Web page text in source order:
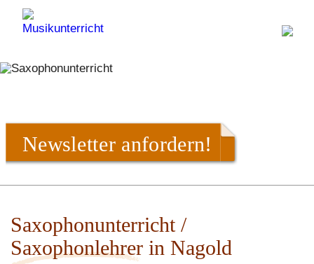
Newsletter anfordern!
Saxophonunterricht /
Saxophonlehrer in Nagold